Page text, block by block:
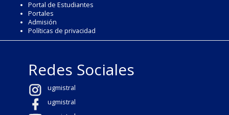
Portal de Estudiantes
Portales
Admisión
Políticas de privacidad
Redes Sociales
ugmistral
ugmistral